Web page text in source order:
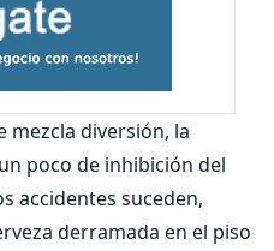
mezcla diversión, la
poco de inhibición del
accidentes suceden,
derramada en el piso